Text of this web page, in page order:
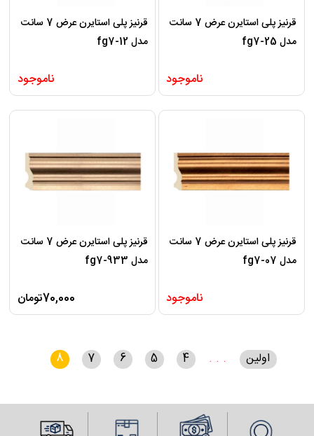
قرنیز پلی استایرن عرض 7 سانت
مدل fg7-25
ناموجود
قرنیز پلی استایرن عرض 7 سانت
مدل fg7-12
ناموجود
قرنیز پلی استایرن عرض 7 سانت
مدل fg7-07
ناموجود
قرنیز پلی استایرن عرض 7 سانت
مدل fg7-933
70,000تومان
اولین . . .
4
5
6
7
8